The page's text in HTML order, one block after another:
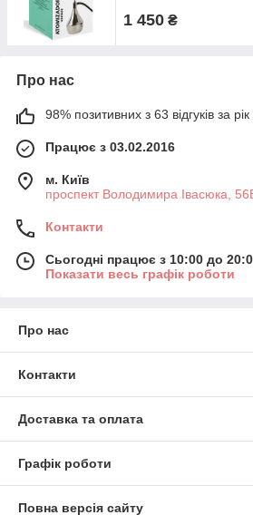
1 450 ₴
Про нас
98% позитивних з 63 відгуків за рік
Працює з 03.02.2016
м. Київ
проспект Володимира Івасюка,
Контакти
Сьогодні працює з 10:00 до
Показати весь графік роботи
Про нас
Контакти
Доставка та оплата
Графік роботи
Повна версія сайту